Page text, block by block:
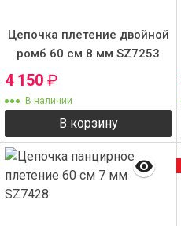
Цепочка плетение двойной
ромб 60 см 8 мм SZ7253
4 150 ₽
В наличии
В корзину